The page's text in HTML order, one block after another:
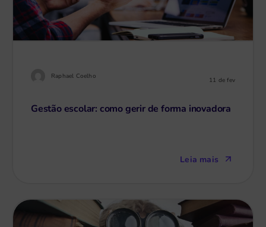
Raphael Coelho 11 de fev
Gestão escolar: como gerir de forma inovadora
Leia mais